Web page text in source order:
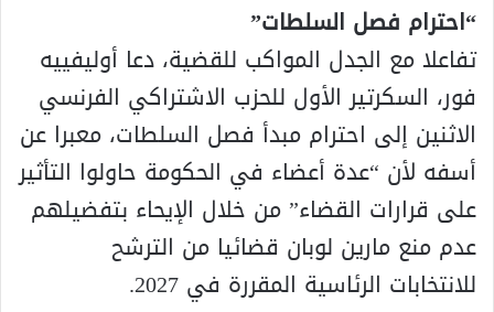
“احترام فصل السلطات”
تفاعلا مع الجدل المواكب للقضية، دعا أوليفييه
فور، السكرتير الأول للحزب الاشتراكي الفرنسي
الاثنين إلى احترام مبدأ فصل السلطات، معبرا عن
أسفه لأن “عدة أعضاء في الحكومة حاولوا التأثير
على قرارات القضاء” من خلال الإيحاء بتفضيلهم
عدم منع مارين لوبان قضائيا من الترشح
للانتخابات الرئاسية المقررة في 2027.